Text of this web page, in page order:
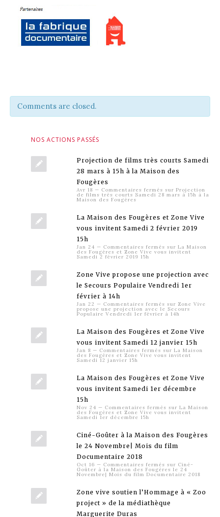
Comments are closed.
NOS ACTIONS PASSÉS
Projection de films très courts Samedi
28 mars à 15h à la Maison des
Fougères
Avr 18 — Commentaires fermés sur Projection
de films très courts Samedi 28 mars à 15h à la
Maison des Fougères
La Maison des Fougères et Zone Vive
vous invitent Samedi 2 février 2019
15h
Jan 24 — Commentaires fermés sur La Maison
des Fougères et Zone Vive vous invitent
Samedi 2 février 2019 15h
Zone Vive propose une projection avec
le Secours Populaire Vendredi 1er
février à 14h
Jan 22 — Commentaires fermés sur Zone Vive
propose une projection avec le Secours
Populaire Vendredi 1er février à 14h
La Maison des Fougères et Zone Vive
vous invitent Samedi 12 janvier 15h
Jan 8 — Commentaires fermés sur La Maison
des Fougères et Zone Vive vous invitent
Samedi 12 janvier 15h
La Maison des Fougères et Zone Vive
vous invitent Samedi 1er décembre
15h
Nov 24 — Commentaires fermés sur La Maison
des Fougères et Zone Vive vous invitent
Samedi 1er décembre 15h
Ciné-Goûter à la Maison des Fougères
le 24 Novembre| Mois du film
Documentaire 2018
Oct 16 — Commentaires fermés sur Ciné-
Goûter à la Maison des Fougères le 24
Novembre| Mois du film Documentaire 2018
Zone vive soutien l’Hommage à « Zoo
project » de la médiathèque
Marguerite Duras